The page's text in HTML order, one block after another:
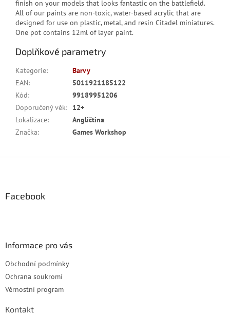
finish on your models that looks fantastic on the battlefield.
All of our paints are non-toxic, water-based acrylic that are
designed for use on plastic, metal, and resin Citadel miniatures.
One pot contains 12ml of layer paint.
Doplňkové parametry
Kategorie:
Barvy
EAN:
5011921185122
Kód:
99189951206
Doporučený věk:
12+
Lokalizace:
Angličtina
Značka: Games Workshop
Facebook
Informace pro vás
Obchodní podmínky
Ochrana soukromí
Věrnostní program
Kontakt